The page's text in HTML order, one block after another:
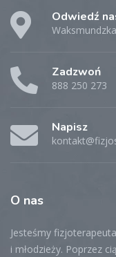
Odwiedź
Zadzwoń
888 250 273
Napisz
O nas
Jesteśmy
i młodzieży. Poprzez